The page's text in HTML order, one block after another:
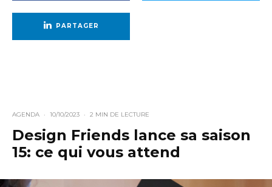
PARTAGER
AGENDA · 10/10/2023 · 2 MIN DE LECTURE
Design Friends lance sa saison
15: ce qui vous attend